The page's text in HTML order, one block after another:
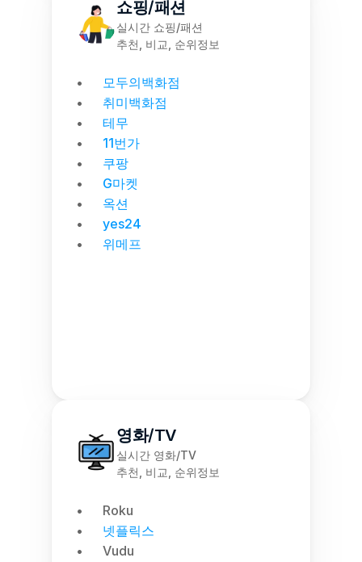
쇼핑/패션
실시간 쇼핑/패션
추천, 비교, 순위정보
모두의백화점
취미백화점
테무
11번가
쿠팡
G마켓
옥션
yes24
위메프
영화/TV
실시간 영화/TV
추천, 비교, 순위정보
Roku
넷플릭스
Vudu